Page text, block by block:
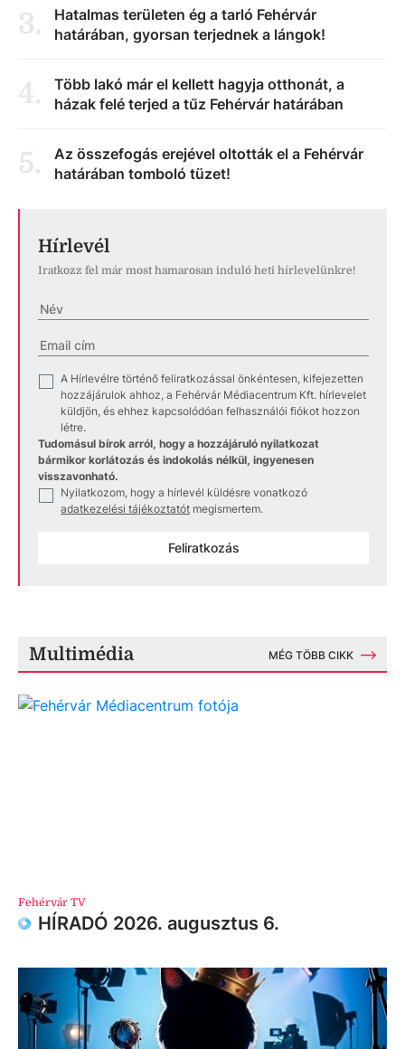
3.
Hatalmas területen ég a tarló Fehérvár
határában, gyorsan terjednek a lángok!
4.
Több lakó már el kellett hagyja otthonát, a
házak felé terjed a tűz Fehérvár határában
5.
Az összefogás erejével oltották el a Fehérvár
határában tomboló tüzet!
Hírlevél
Iratkozz fel már most hamarosan induló heti hírlevelünkre!
A Hírlevélre történő feliratkozással önkéntesen, kifejezetten
hozzájárulok ahhoz, a Fehérvár Médiacentrum Kft. hírlevelet
küldjön, és ehhez kapcsolódóan felhasználói fiókot hozzon
létre.
Tudomásul bírok arról, hogy a hozzájáruló nyilatkozat
bármikor korlátozás és indokolás nélkül, ingyenesen
visszavonható.
Nyilatkozom, hogy a hírlevél küldésre vonatkozó
adatkezelési tájékoztatót megismertem.
Feliratkozás
Multimédia MÉG TÖBB CIKK
Fehérvár TV
HÍRADÓ 2026. augusztus 6.